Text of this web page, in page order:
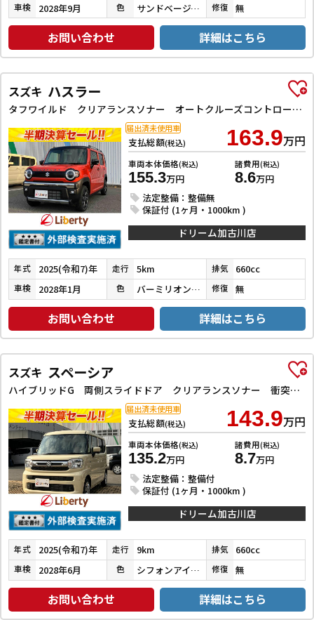
車検 2028年9月 色 サンドベージュメタリック 修復 無
お問い合わせ 詳細はこちら
スズキ ハスラー
タフワイルド クリアランスソナー オートクルーズコントロール レーンアシスト 衝突被害軽減システム オートライト スマートキー アイドリングストップ 電動格納ミラー シートヒーター CVT ESC ルーフレール
支払総額(税込) 163.9万円
車両本体価格(税込)
155.3万円
諸費用(税込)
8.6万円
法定整備：整備無
保証付 (1ヶ月・1000km )
届出済未使用車
ドリーム加古川店
年式 2025(令和7)年 走行 5km 排気 660cc
車検 2028年1月 色 バーミリオンオレンジ／ブルーイッシュブラックパール３ 修復 無
お問い合わせ 詳細はこちら
スズキ スペーシア
ハイブリッドG 両側スライドドア クリアランスソナー 衝突被害軽減システム オートライト LEDヘッドランプ スマートキー アイドリングストップ 電動格納ミラー ベンチシート CVT 盗難防止システム ABS ESC
支払総額(税込) 143.9万円
車両本体価格(税込)
135.2万円
諸費用(税込)
8.7万円
法定整備：整備付
保証付 (1ヶ月・1000km )
届出済未使用車
ドリーム加古川店
年式 2025(令和7)年 走行 9km 排気 660cc
車検 2028年6月 色 シフォンアイボリーメタリック 修復 無
お問い合わせ 詳細はこちら